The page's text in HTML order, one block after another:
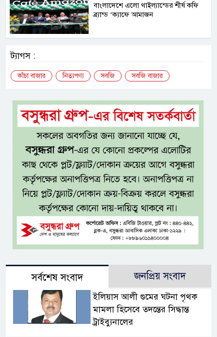
বাংলাদেশে এলো থাইল্যান্ডের শীর্ষ কফি
ব্র্যান্ড ‘ক্যাফে আমাজন
ট্যাগস :
কাঁচা বাজার নিত্যপণ্য সবজি সবজি বাজার
সর্বশেষ সংবাদ জনপ্রিয় সংবাদ
ইলিয়াস আলী গুমের ঘটনা পৃথক
মামলা হিসেবে তদন্তের সিদ্ধান্ত
ট্রাইব্যুনালের